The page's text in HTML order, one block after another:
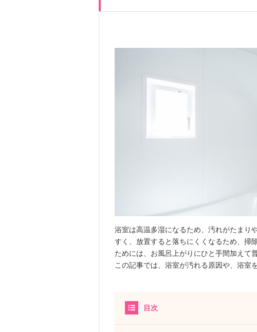
浴室は高温多湿になるため、汚れがたまり
すく、放置すると落ちにくくなるため、掃
ためには、お風呂上がりにひと手間加えて
この記事では、浴室が汚れる原因や、浴室
目次